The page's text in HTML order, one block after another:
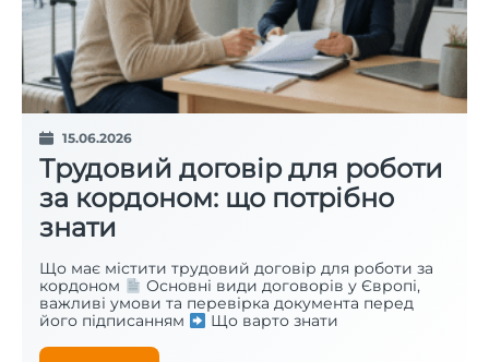
15.06.2026
Трудовий договір для роботи
за кордоном: що потрібно
знати
Що має містити трудовий договір для роботи за
кордоном
Основні види договорів у Європі,
важливі умови та перевірка документа перед
його підписанням
Що варто знати